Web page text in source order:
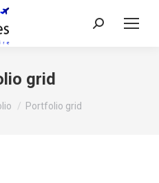
Search:
grid
Portfolio grid